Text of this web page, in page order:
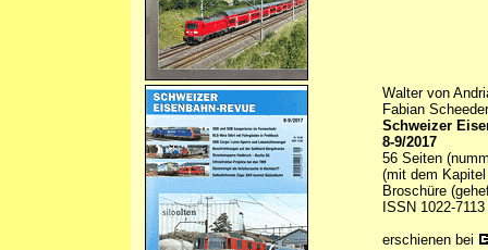
Walter von
Fabian
Schweizer
8-9/2017
56 Seiten
(mit dem
Broschüre
ISSN 1022-7113
erschienen bei